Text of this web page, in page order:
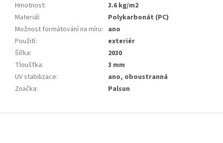
Hmotnost:
3.6 kg/m2
Materiál:
Polykarbonát (PC)
Možnost formátování na míru: ano
Použití:
exteriér
Šířka:
2030
Tloušťka:
3 mm
UV stabilizace:
ano, oboustranná
Značka: Palsun